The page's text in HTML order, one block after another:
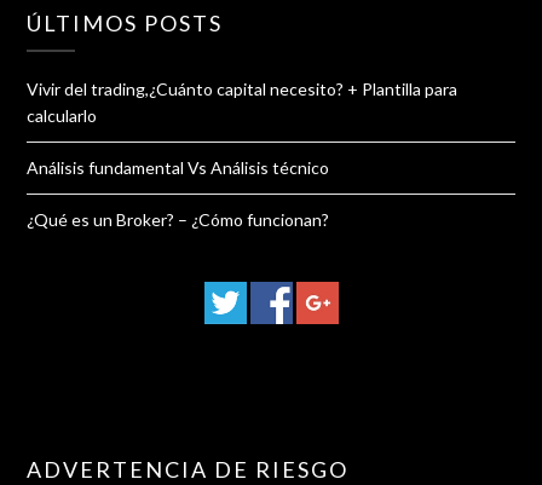
ÚLTIMOS POSTS
Vivir del trading,¿Cuánto capital necesito? + Plantilla para
calcularlo
Análisis fundamental Vs Análisis técnico
¿Qué es un Broker? – ¿Cómo funcionan?
ADVERTENCIA DE RIESGO